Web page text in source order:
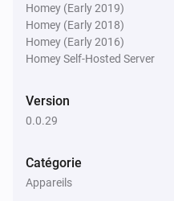
eWeLink OnOff module
Désactivé
La température a
L'humidité a changé
Homey (Early 2019)
Homey (Early 2018)
Homey (Early 2016)
Homey Self-Hosted Server
Version
0.0.29
Catégorie
Appareils